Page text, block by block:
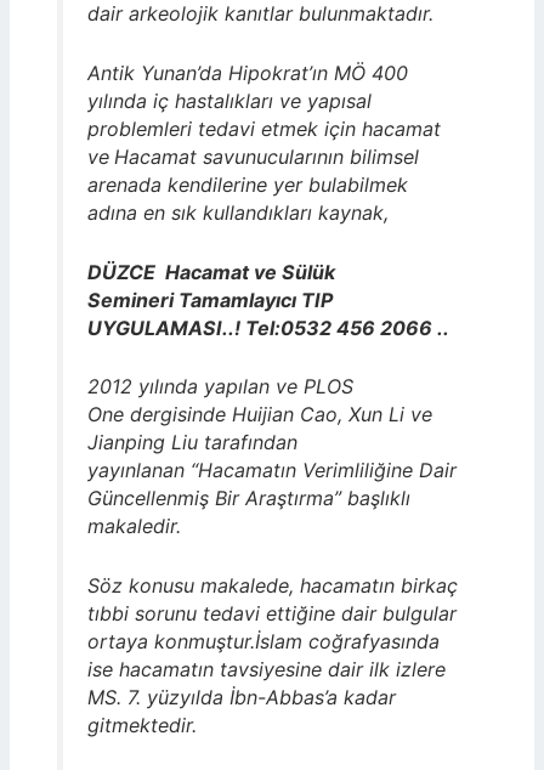
dair arkeolojik kanıtlar bulunmaktadır.
Antik Yunan’da Hipokrat’ın MÖ 400
yılında iç hastalıkları ve yapısal
problemleri tedavi etmek için hacamat
ve Hacamat savunucularının bilimsel
arenada kendilerine yer bulabilmek
adına en sık kullandıkları kaynak,
DÜZCE Hacamat ve Sülük
Semineri Tamamlayıcı TIP
UYGULAMASI..! Tel:0532 456 2066 ..
2012 yılında yapılan ve PLOS
One dergisinde Huijian Cao, Xun Li ve
Jianping Liu tarafından
yayınlanan “Hacamatın Verimliliğine Dair
Güncellenmiş Bir Araştırma” başlıklı
makaledir.
Söz konusu makalede, hacamatın birkaç
tıbbi sorunu tedavi ettiğine dair bulgular
ortaya konmuştur.İslam coğrafyasında
ise hacamatın tavsiyesine dair ilk izlere
MS. 7. yüzyılda İbn-Abbas’a kadar
gitmektedir.